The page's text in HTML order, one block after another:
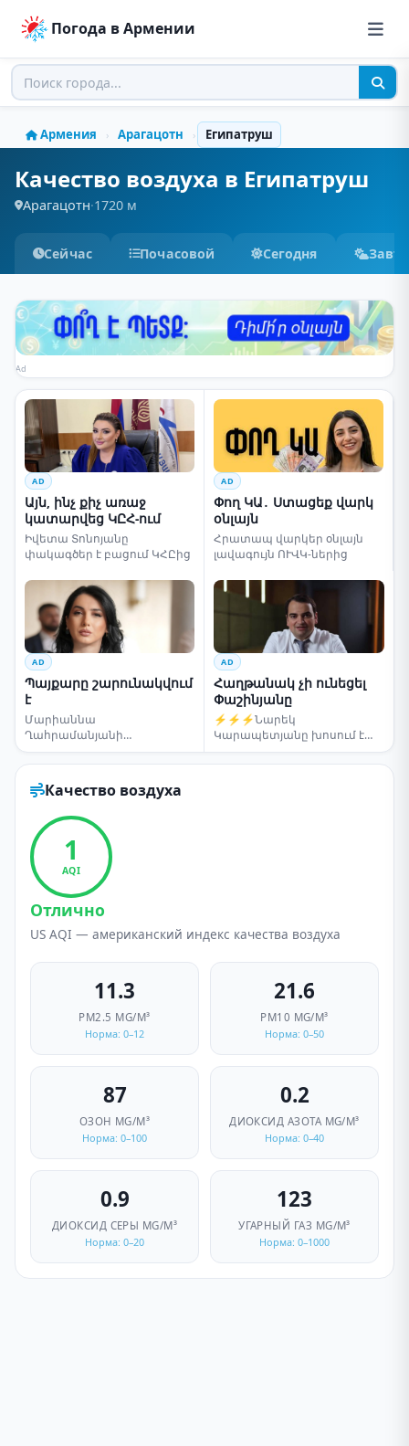
Погода в Армении
Армения › Арагацотн › Египатруш
Качество воздуха в Египатруш
Арагацотн·1720 м
Сейчас Почасовой Сегодня
Ad
AD
Այն, ինչ քիչ առաջ
կատարվեց ԿԸՀ-ում
Իվետա Տոնոյանը
փակագծեր է բացում ԿՀԸից
AD
Փող ԿԱ․ Ստացեք վարկ
օնլայն
Հրատապ վարկեր օնլայն
լավագույն ՈՒՎԿ-ներից
AD
Պայքարը շարունակվում
է
Մարիաննա
Ղահրամանյանի
սենսացիոն կոչը
AD
Հաղթանակ չի ունեցել
Փաշինյանը
⚡⚡⚡Նարեկ
Կարապետյանը խոսում է
ընտրությունների մասին
Качество воздуха
1
AQI
Отлично
US AQI — американский индекс качества воздуха
11.3
PM2.5 ΜG/M³
Норма: 0–12
21.6
PM10 ΜG/M³
Норма: 0–50
87
ОЗОН ΜG/M³
Норма: 0–100
0.2
ДИОКСИД АЗОТА ΜG/M³
Норма: 0–40
0.9
ДИОКСИД СЕРЫ ΜG/M³
Норма: 0–20
123
УГАРНЫЙ ГАЗ ΜG/M³
Норма: 0–1000